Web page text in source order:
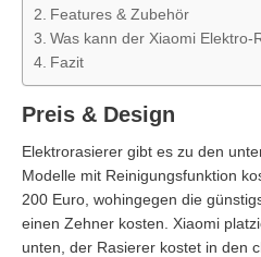
Features & Zubehör
Was kann der Xiaomi Elektro-
Fazit
Preis & Design
Elektrorasierer gibt es zu den
Modelle mit Reinigungsfunktion
200 Euro, wohingegen die
einen Zehner kosten. Xiaomi
unten, der Rasierer kostet in den